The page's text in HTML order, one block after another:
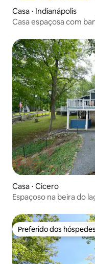
Casa ⋅ Indianápolis
Casa espaçosa com
Casa ⋅ Cicero
Espaçoso na beira do
Preferido dos
Preferido dos hóspedes